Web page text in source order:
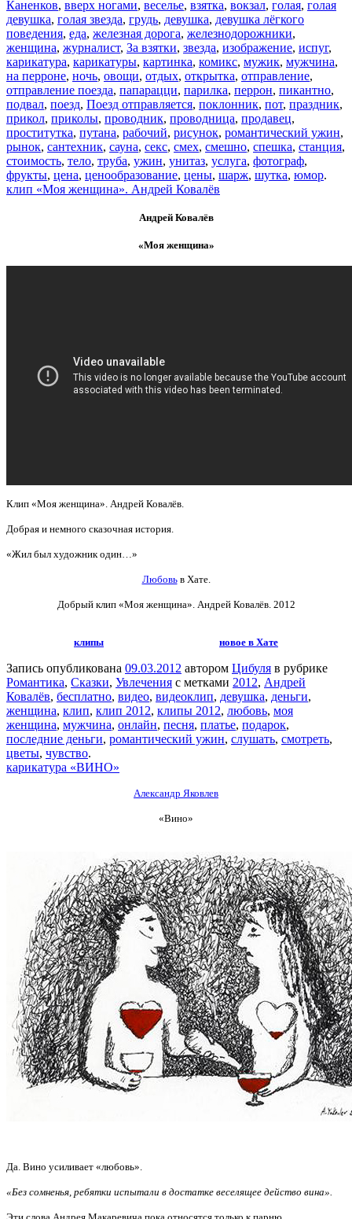
Каненков, вверх ногами, веселье, взятка, вокзал, голая, голая
девушка, голая звезда, грудь, девушка, девушка лёгкого
поведения, еда, железная дорога, железнодорожники,
женщина, журналист, За взятки, звезда, изображение, испуг,
карикатура, карикатуры, картинка, комикс, мужик, мужчина,
на перроне, ночь, овощи, отдых, открытка, отправление,
отправление поезда, папарацци, парилка, перрон, пикантно,
подвал, поезд, Поезд отправляется, поклонник, пот, праздник,
прикол, приколы, проводник, проводница, продавец,
проститутка, путана, рабочий, рисунок, романтический ужин,
рынок, сантехник, сауна, секс, смех, смешно, спешка, станция,
стоимость, тело, труба, ужин, унитаз, услуга, фотограф,
фрукты, цена, ценообразование, цены, шарж, шутка, юмор.
клип «Моя женщина». Андрей Ковалёв
Андрей Ковалёв
«Моя женщина»
Клип «Моя женщина». Андрей Ковалёв.
Добрая и немного сказочная история.
«Жил был художник один…»
Любовьв Хате.
Добрый клип «Моя женщина». Андрей Ковалёв. 2012
клипы новое в Хате
Запись опубликована 09.03.2012 автором Цибуля в рубрике
Романтика, Сказки, Увлечения с метками 2012, Андрей
Ковалёв, бесплатно, видео, видеоклип, девушка, деньги,
женщина, клип, клип 2012, клипы 2012, любовь, моя
женщина, мужчина, онлайн, песня, платье, подарок,
последние деньги, романтический ужин, слушать, смотреть,
цветы, чувство.
карикатура «ВИНО»
Александр Яковлев
«Вино»
Да. Вино усиливает «любовь».
«Без сомненья, ребятки испытали в достатке веселящее действо вина».